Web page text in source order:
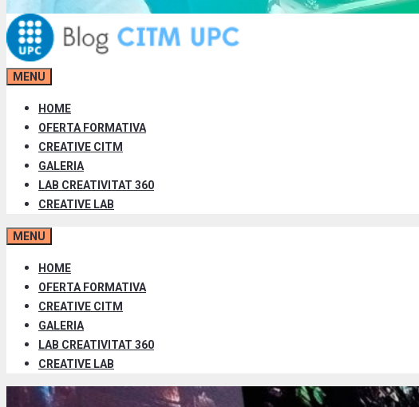
MENU
HOME
OFERTA FORMATIVA
CREATIVE CITM
GALERIA
LAB CREATIVITAT 360
CREATIVE LAB
MENU
HOME
OFERTA FORMATIVA
CREATIVE CITM
GALERIA
LAB CREATIVITAT 360
CREATIVE LAB